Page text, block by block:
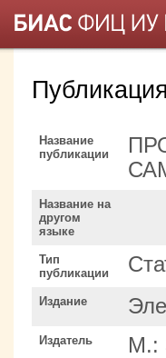
Название
публикации
Название на
другом
языке
Тип
публикации
Издание
Издатель М.: